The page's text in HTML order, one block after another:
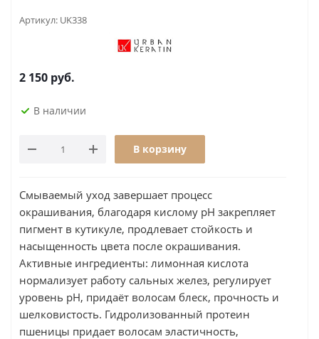
Артикул: UK338
2 150 руб.
В наличии
В корзину
Смываемый уход завершает процесс
окрашивания, благодаря кислому рН закрепляет
пигмент в кутикуле, продлевает стойкость и
насыщенность цвета после окрашивания.
Активные ингредиенты: лимонная кислота
нормализует работу сальных желез, регулирует
уровень pH, придаёт волосам блеск, прочность и
шелковистость. Гидролизованный протеин
пшеницы придает волосам эластичность,